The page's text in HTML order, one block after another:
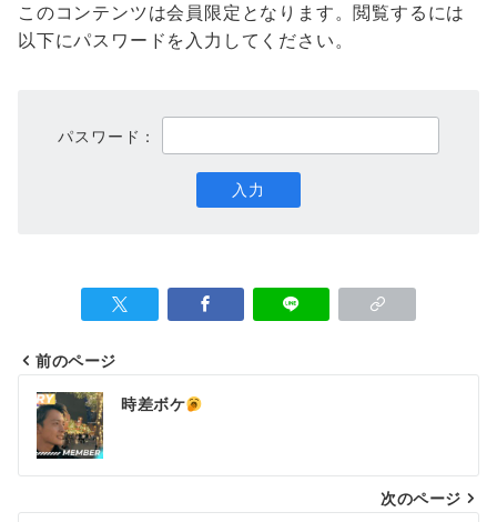
このコンテンツは会員限定となります。閲覧するには
以下にパスワードを入力してください。
パスワード：
投
稿
ナ
ビ
前のページ
時差ボケ
次のページ